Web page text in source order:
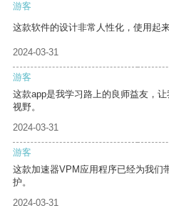
游客
这款软件的设计非常人性化，使用起来
2024-03-31
游客
这款app是我学习路上的良师益友，
视野。
2024-03-31
游客
这款加速器VPM应用程序已经为我们
护。
2024-03-31